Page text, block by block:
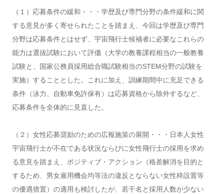
（１）応募条件の緩和・・・学歴及び専門分野の条件緩和に関
する意見が多く寄せられたことを踏まえ、今回は学歴及び専門
分野は応募条件とはせず、宇宙飛行士候補者に必要なこれらの
能力は選抜試験において評価（大学の教養課程相当の一般教養
試験と、国家公務員採用総合職試験相当のSTEM分野の試験を
実施）することとした。これに加え、訓練期間中に充足できる
条件（泳力、自動車免許保有）は応募資格から除外するなど、
応募条件を全体的に見直した。
（２）女性応募奨励のための広報施策の展開・・・日本人女性
宇宙飛行士が不在である状況ならびに女性飛行士の採用を求め
る意見を踏まえ、ポジティブ・アクション（格差解消を目的と
するため、男女雇用機会均等法の違反とならない女性枠設置等
の優遇措置）の適用も検討したが、若干名と採用人数が少ない